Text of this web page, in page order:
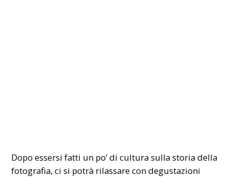
Dopo essersi fatti un po’ di cultura sulla storia della
fotografia, ci si potrà rilassare con degustazioni